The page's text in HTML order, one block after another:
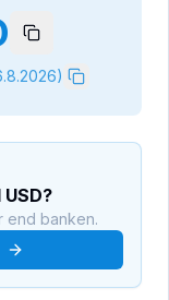
)
USD?
end banken.